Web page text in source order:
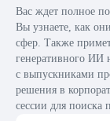
Вас ждет полное
Вы узнаете, как
сфер. Также
генеративного ИИ
с выпускниками
решения в
сессии для поиска